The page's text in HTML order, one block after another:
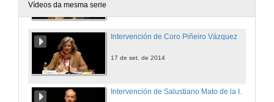
Vídeos da mesma serie
Intervención de Coro Piñeiro Vázquez
17 de set. de 2014